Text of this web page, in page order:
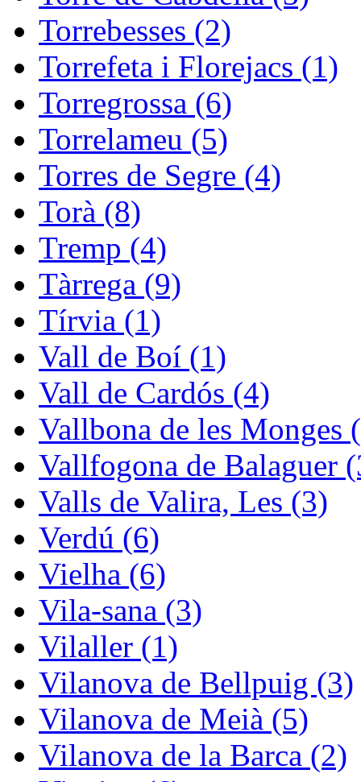
Torrebesses (2)
Torrefeta i Florejacs (1)
Torregrossa (6)
Torrelameu (5)
Torres de Segre (4)
Torà (8)
Tremp (4)
Tàrrega (9)
Tírvia (1)
Vall de Boí (1)
Vall de Cardós (4)
Vallbona de les Monges
Vallfogona de Balaguer
Valls de Valira, Les (3)
Verdú (6)
Vielha (6)
Vila-sana (3)
Vilaller (1)
Vilanova de Bellpuig (3)
Vilanova de Meià (5)
Vilanova de la Barca (2)